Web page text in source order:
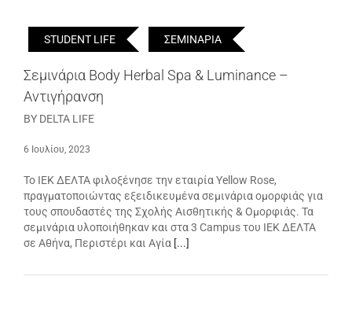
STUDENT LIFE ΣΕΜΙΝΑΡΙΑ
Σεμινάρια Body Herbal Spa & Luminance –
Αντιγήρανση
BY DELTA LIFE
6 Ιουλίου, 2023
Το ΙΕΚ ΔΕΛΤΑ φιλοξένησε την εταιρία Yellow Rose,
πραγματοποιώντας εξειδικευμένα σεμινάρια ομορφιάς για
τους σπουδαστές της Σχολής Αισθητικής & Ομορφιάς. Τα
σεμινάρια υλοποιήθηκαν και στα 3 Campus του IEK ΔΕΛΤΑ
σε Αθήνα, Περιστέρι και Αγία [...]